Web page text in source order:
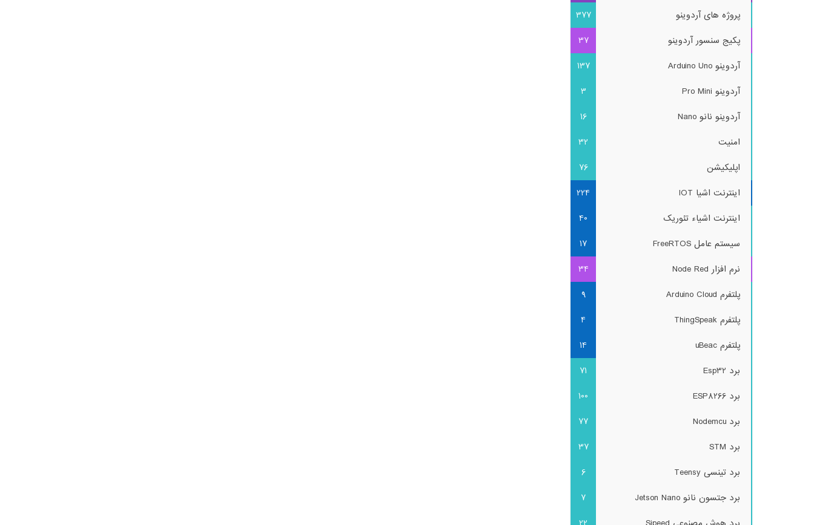
پروژه های آردوینو
377
پکیج سنسور آردوینو
37
آردوینو Arduino Uno
137
آردوینو Pro Mini
3
آردوینو نانو Nano
16
امنیت
32
اپلیکیشن
76
اینترنت اشیا IOT
224
اینترنت اشیاء تئوریک
40
سیستم عامل FreeRTOS
17
نرم افزار Node Red
34
پلتفرم Arduino Cloud
9
پلتفرم ThingSpeak
4
پلتفرم uBeac
14
برد Esp32
71
برد ESP8266
100
برد Nodemcu
77
برد STM
37
برد تینسی Teensy
6
برد جتسون نانو Jetson Nano
7